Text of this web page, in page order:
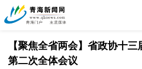
【聚焦全省两会】省政协十
第二次全体会议